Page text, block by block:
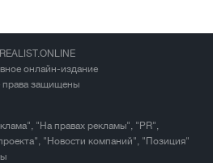
онлайн-издание
права защищены
"На правах рекламы", "PR",
"Новости компаний", "Позиция"